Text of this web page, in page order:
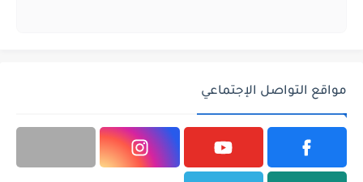
مواقع التواصل الإجتماعي